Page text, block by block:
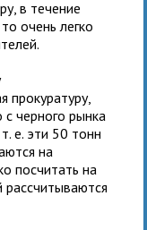
в течение
, то очень легко
прокуратуру,
черного рынка
е. эти 50 тонн
на
посчитать на
рассчитываются